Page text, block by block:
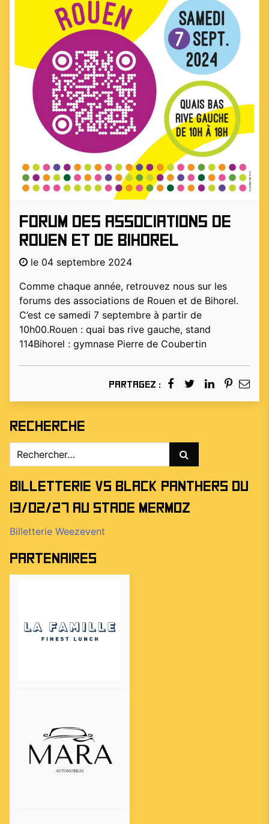
Forum des associations de
Rouen et de Bihorel
le 04 septembre 2024
Comme chaque année, retrouvez nous sur les
forums des associations de Rouen et de Bihorel.
C’est ce samedi 7 septembre à partir de
10h00.Rouen : quai bas rive gauche, stand
114Bihorel : gymnase Pierre de Coubertin
Partagez :
Recherche
Rechercher :
Billetterie vs Black Panthers du
13/02/27 au stade Mermoz
Billetterie Weezevent
Partenaires